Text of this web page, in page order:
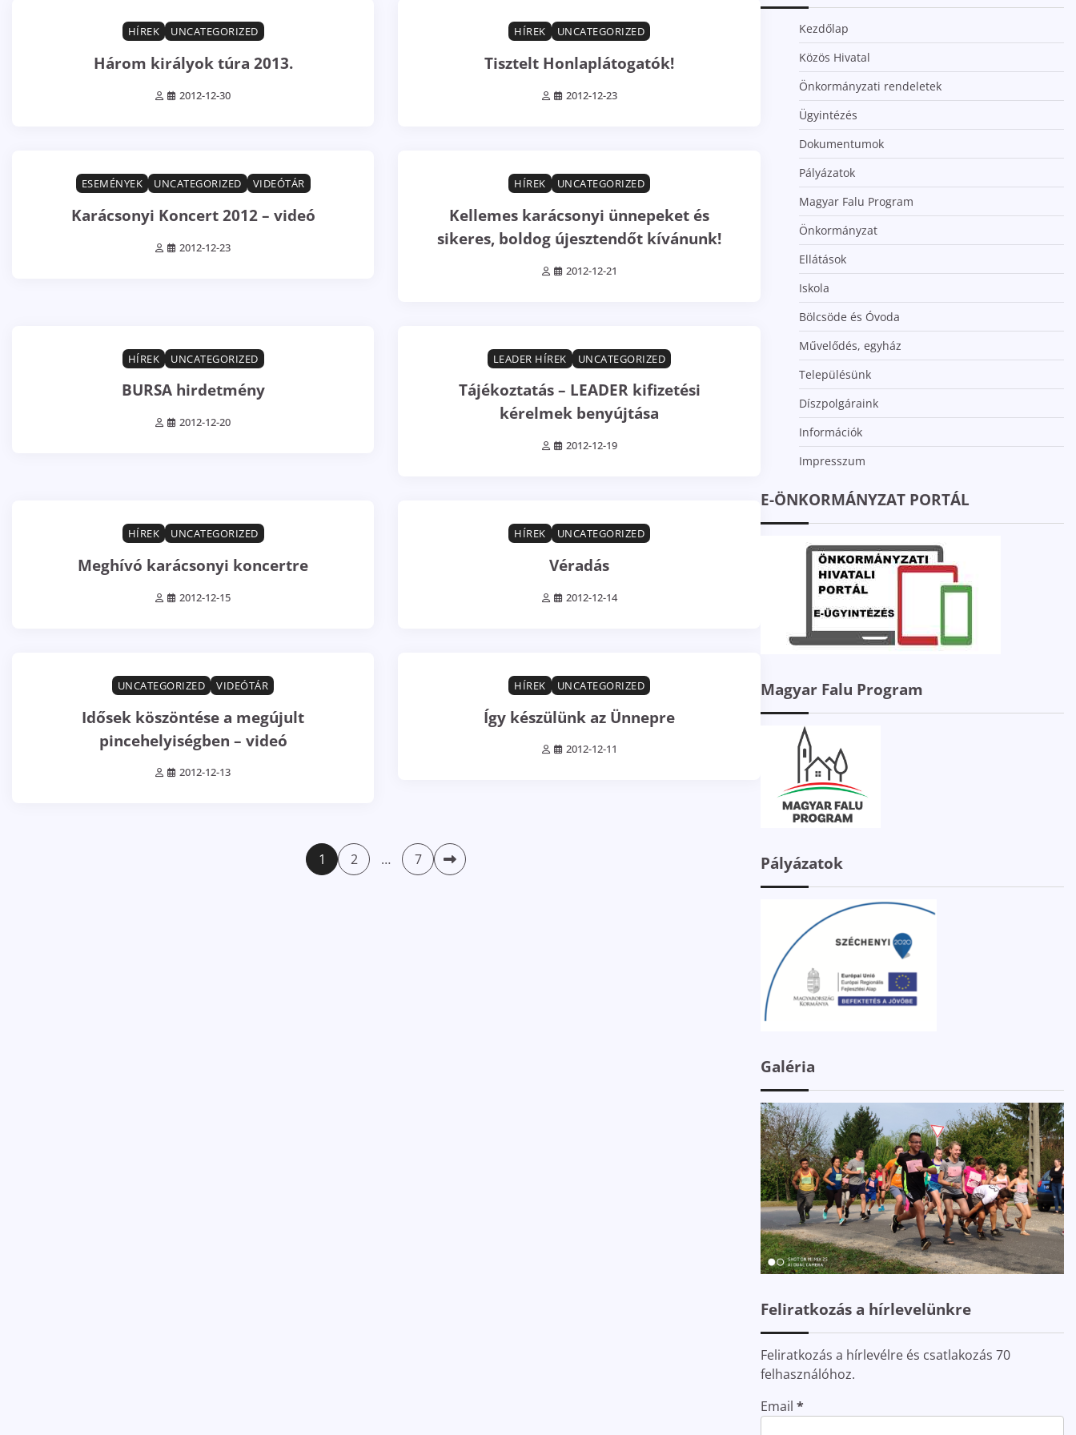
HÍREK
UNCATEGORIZED
Három királyok túra 2013.
2012-12-30
HÍREK
UNCATEGORIZED
Tisztelt Honlaplátogatók!
2012-12-23
ESEMÉNYEK
UNCATEGORIZED VIDEÓTÁR
Karácsonyi Koncert 2012 – videó
2012-12-23
HÍREK
UNCATEGORIZED
Kellemes karácsonyi ünnepeket és
sikeres, boldog újesztendőt kívánunk!
2012-12-21
HÍREK
UNCATEGORIZED
BURSA hirdetmény
2012-12-20
LEADER HÍREK
UNCATEGORIZED
Tájékoztatás – LEADER kifizetési
kérelmek benyújtása
2012-12-19
HÍREK
UNCATEGORIZED
Meghívó karácsonyi koncertre
2012-12-15
HÍREK
UNCATEGORIZED
Véradás
2012-12-14
UNCATEGORIZED
VIDEÓTÁR
Idősek köszöntése a megújult
pincehelyiségben – videó
2012-12-13
HÍREK
UNCATEGORIZED
Így készülünk az Ünnepre
2012-12-11
1 2 … 7
Kezdőlap
Közös Hivatal
Önkormányzati rendeletek
Ügyintézés
Dokumentumok
Pályázatok
Magyar Falu Program
Önkormányzat
Ellátások
Iskola
Bölcsöde és Óvoda
Művelődés, egyház
Településünk
Díszpolgáraink
Információk
Impresszum
E-ÖNKORMÁNYZAT PORTÁL
Magyar Falu Program
Pályázatok
Galéria
Feliratkozás a hírlevelünkre
Feliratkozás a hírlevélre és csatlakozás 70
felhasználóhoz.
Email *